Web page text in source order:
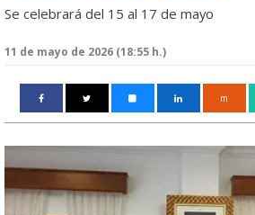
Se celebrará del 15 al 17 de mayo
11 de mayo de 2026 (18:55 h.)
m